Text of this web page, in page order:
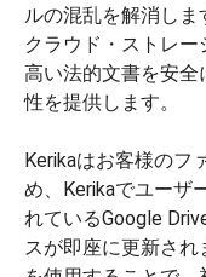
ルの混乱を解消しま
クラウド・ストレ
高い法的文書を安
性を提供します。
Kerikaはお客様のフ
め、Kerikaでユーザ
れているGoogle
スが即座に更新さ